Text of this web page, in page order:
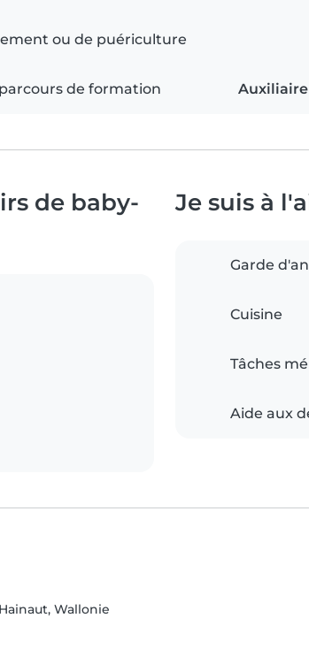
ou de puériculture
de formation
de baby-
Je suis à
Garde
Cuisine
Tâches
Aide aux
Wallonie